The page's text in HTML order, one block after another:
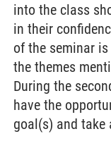
into the class
in their
of the seminar
the themes
During the
have the
goal(s) and take